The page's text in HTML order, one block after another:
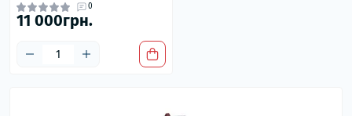
0
11 000грн.